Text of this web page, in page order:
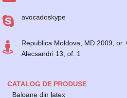
avocadoskype
Republica Moldova, MD 2009, or.
Alecsandri 13, of. 1
CATALOG DE PRODUSE
Baloane din latex